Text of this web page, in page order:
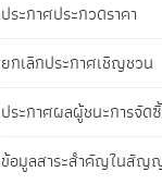
ประกาศประกวดราคา
ยกเลิกประกาศเชิญชวน
ประกาศผลผู้ชนะการจัด
ข้อมูลสาระสำคัญในสัญ